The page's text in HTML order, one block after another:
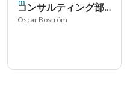
コンサルティング部門
Oscar Boström